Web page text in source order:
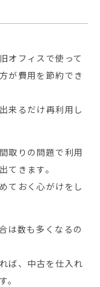
オフィスで使って
が費用を節約でき
来るだけ再利用し
取りの問題で利用
てきます。
ておく心がけをし
は数も多くなるの
ば、中古を仕入れ
。